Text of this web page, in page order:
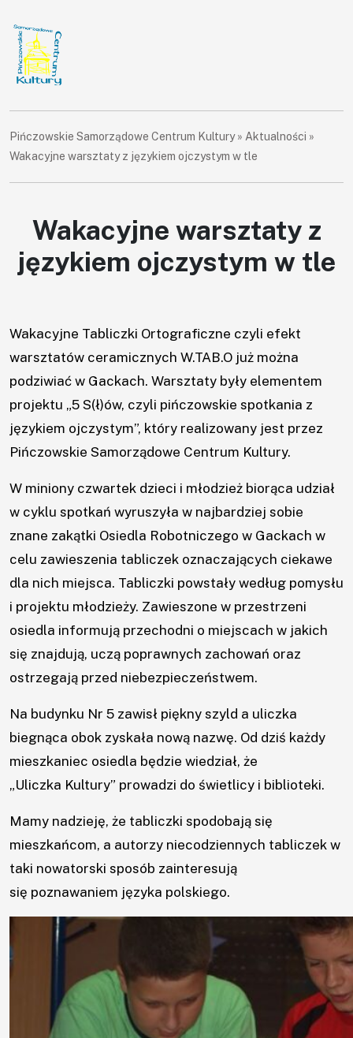
Aktualności
Pińczowskie Samorządowe Centrum Kultury» Aktualności »
Wakacyjne warsztaty z językiem ojczystym w tle
Wakacyjne warsztaty z
językiem ojczystym w tle
Wakacyjne Tabliczki Ortograficzne czyli efekt
warsztatów ceramicznych W.TAB.O już można
podziwiać w Gackach. Warsztaty były elementem
projektu „5 S(ł)ów, czyli pińczowskie spotkania z
językiem ojczystym”, który realizowany jest przez
Pińczowskie Samorządowe Centrum Kultury.
W miniony czwartek dzieci i młodzież biorąca udział
w cyklu spotkań wyruszyła w najbardziej sobie
znane zakątki Osiedla Robotniczego w Gackach w
celu zawieszenia tabliczek oznaczających ciekawe
dla nich miejsca. Tabliczki powstały według pomysłu
i projektu młodzieży. Zawieszone w przestrzeni
osiedla informują przechodni o miejscach w jakich
się znajdują, uczą poprawnych zachowań oraz
ostrzegają przed niebezpieczeństwem.
Na budynku Nr 5 zawisł piękny szyld a uliczka
biegnąca obok zyskała nową nazwę. Od dziś każdy
mieszkaniec osiedla będzie wiedział, że
„Uliczka Kultury” prowadzi do świetlicy i biblioteki.
Mamy nadzieję, że tabliczki spodobają się
mieszkańcom, a autorzy niecodziennych tabliczek w
taki nowatorski sposób zainteresują
się poznawaniem języka polskiego.